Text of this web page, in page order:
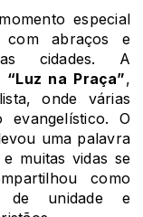
especial
com abraços e
cidades. A
“Luz na Praça”,
onde várias
O
uma palavra
muitas vidas se
como
unidade e